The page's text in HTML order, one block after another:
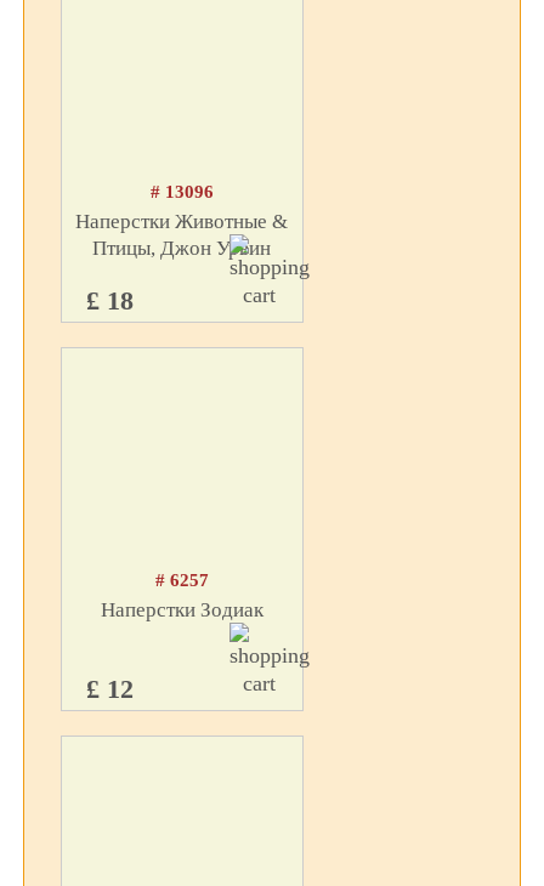
# 13096
Наперстки Животные &
Птицы, Джон Урвин
£ 18
# 6257
Наперстки Зодиак
£ 12